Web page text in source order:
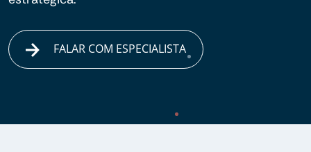
FALAR COM ESPECIALISTA